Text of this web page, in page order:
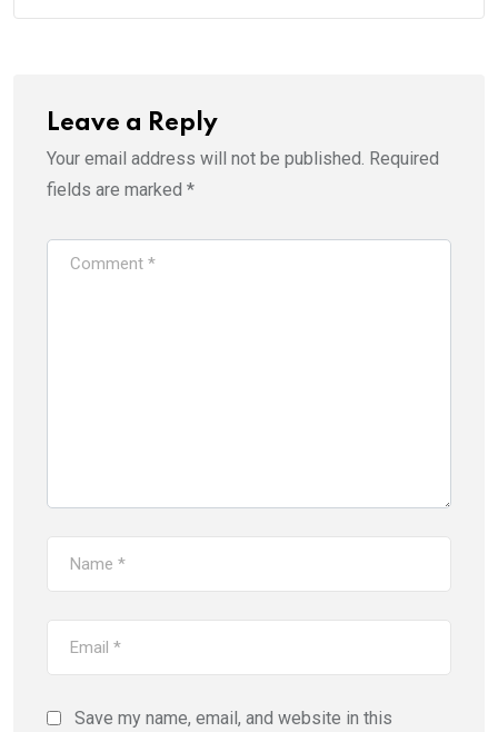
Leave a Reply
Your email address will not be published. Required
fields are marked *
Save my name, email, and website in this